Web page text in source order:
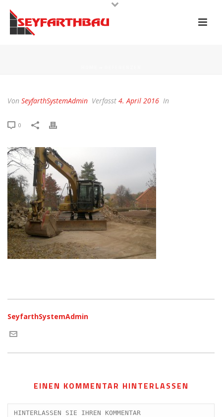
Von SeyfarthSystemAdmin Verfasst 4. April 2016 In
0
SeyfarthSystemAdmin
EINEN KOMMENTAR HINTERLASSEN